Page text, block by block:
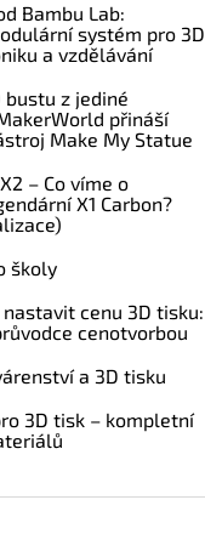
Bambu Lab:
systém pro 3D
a vzdělávání
z jediné
přináší
Make My Statue
– Co víme o
X1 Carbon?
školy
nastavit cenu 3D tisku:
cenotvorbou
a 3D tisku
3D tisk – kompletní